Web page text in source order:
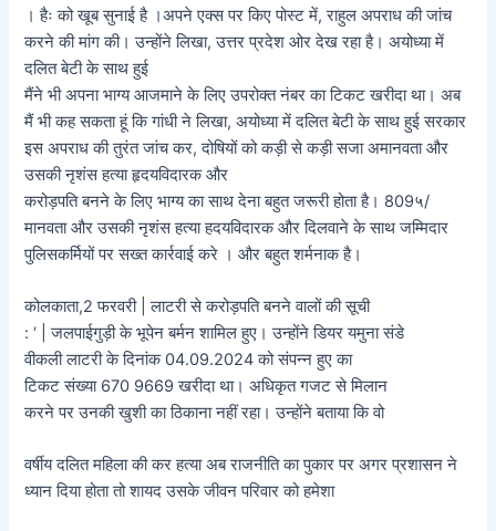
। हैः को खूब सुनाई है ।अपने एक्स पर किए पोस्ट में, राहुल अपराध की जांच
करने की मांग की। उन्होंने लिखा, उत्तर प्रदेश ओर देख रहा है। अयोध्या में
दलित बेटी के साथ हुई
मैंने भी अपना भाग्य आजमाने के लिए उपरोक्त नंबर का टिकट खरीदा था। अब
मैं भी कह सकता हूं कि गांधी ने लिखा, अयोध्या में दलित बेटी के साथ हुई सरकार
इस अपराध की तुरंत जांच कर, दोषियों को कड़ी से कड़ी सजा अमानवता और
उसकी नृशंस हत्या हृदयविदारक और
करोड़पति बनने के लिए भाग्य का साथ देना बहुत जरूरी होता है। 809५/
मानवता और उसकी नृशंस हत्या हदयविदारक और दिलवाने के साथ जम्मिदार
पुलिसकर्मियों पर सख्त कार्रवाई करे । और बहुत शर्मनाक है।
कोलकाता,2 फरवरी | लाटरी से करोड़पति बनने वालों की सूची
: ‘ | जलपाईगुड़ी के भूपेन बर्मन शामिल हुए। उन्होंने डियर यमुना संडे
वीकली लाटरी के दिनांक 04.09.2024 को संपन्न हुए का
टिकट संख्या 670 9669 खरीदा था। अधिकृत गजट से मिलान
करने पर उनकी खुशी का ठिकाना नहीं रहा। उन्होंने बताया कि वो
वर्षीय दलित महिला की कर हत्या अब राजनीति का पुकार पर अगर प्रशासन ने
ध्यान दिया होता तो शायद उसके जीवन परिवार को हमेशा